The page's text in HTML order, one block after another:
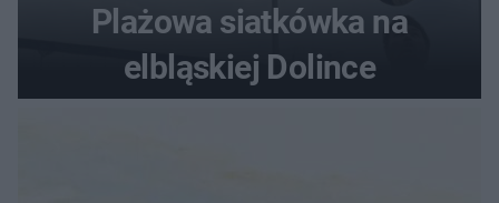
Plażowa siatkówka na
elbląskiej Dolince